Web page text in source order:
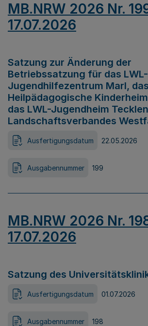
MB.NRW 2026 Nr.
17.07.2026
Satzung zur Änderung der
Betriebssatzung für das LWL-
Jugendhilfezentrum Marl,
Heilpädagogische
das LWL-Jugendheim
Landschaftsverbandes
Ausfertigungsdatum 22.05.2026
Ausgabennummer 199
MB.NRW 2026 Nr.
17.07.2026
Satzung des
Ausfertigungsdatum 01.07.2026
Ausgabennummer 198